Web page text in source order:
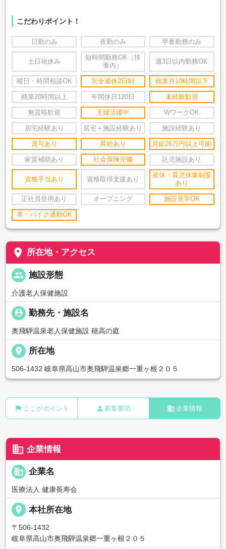
こだわりポイント！
日勤のみ 夜勤のみ 早番勤務のみ
土日祝休み
短時間勤務OK（扶
養内）
週3日以内勤務OK
曜日・時間相談OK 完全週休2日制 残業月10時間以下
残業20時間以上 年間休日120日 未経験歓迎
無資格歓迎 主婦活躍中 WワークOK
居宅経験あり 居宅＋施設経験あり 施設経験あり
賞与あり 昇給あり 月給26万円以上可能
家賃補助あり 社会保険完備 託児施設あり
資格手当あり 資格取得支援あり
産休・育児休業制度
あり
正社員登用あり オープニング 施設見学OK
車・バイク通勤OK
place 所在地・アクセス
people 施設形態
介護老人保健施設
person_pin 勤務先・施設名
奥飛騨温泉老人保健施設 穂高の庭
place 所在地
506-1432 岐阜県高山市奥飛騨温泉郷一重ヶ根２０５
flag ここがポイント person 募集要項 business 企業情報
business 企業情報
business 企業名
医療法人 健康長寿会
place 本社所在地
〒506-1432
岐阜県高山市奥飛騨温泉郷一重ヶ根２０５